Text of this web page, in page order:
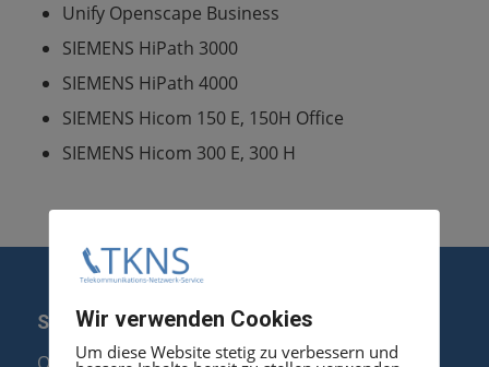
Unify Openscape Business
SIEMENS HiPath 3000
SIEMENS HiPath 4000
SIEMENS Hicom 150 E, 150H Office
SIEMENS Hicom 300 E, 300 H
SERVICE
Wir verwenden Cookies
Um diese Website stetig zu verbessern und